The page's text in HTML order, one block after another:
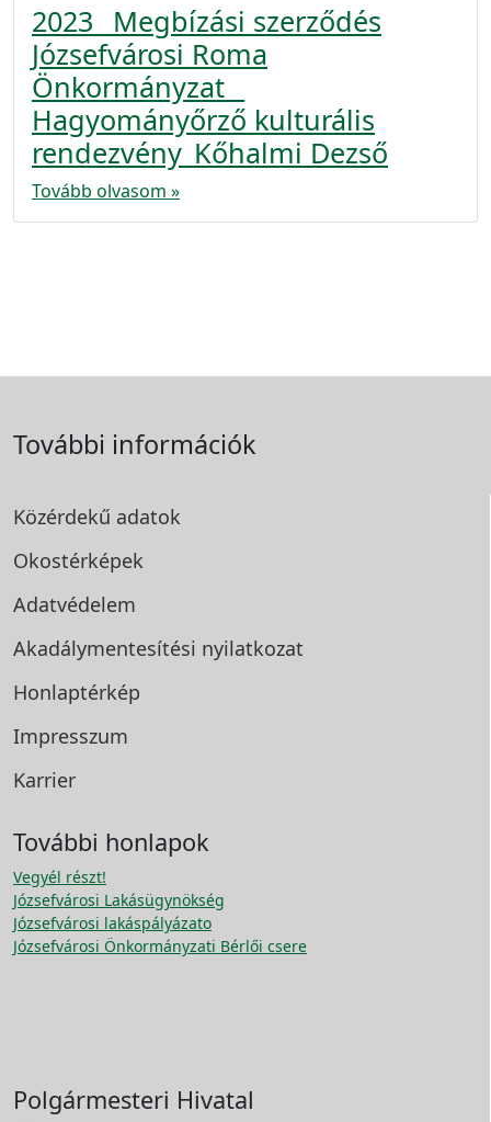
2023_ Megbízási szerződés
Józsefvárosi Roma
Önkormányzat _
Hagyományőrző kulturális
rendezvény_Kőhalmi Dezső
Tovább olvasom »
További információk
Közérdekű adatok
Okostérképek
Adatvédelem
Akadálymentesítési nyilatkozat
Honlaptérkép
Impresszum
Karrier
További honlapok
Vegyél részt!
Józsefvárosi Lakásügynökség
Józsefvárosi lakáspályázato
Józsefvárosi Önkormányzati Bérlői csere
Polgármesteri Hivatal